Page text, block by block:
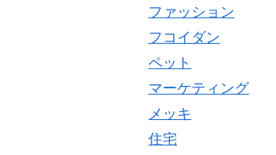
ファッション
フコイダン
ペット
マーケティング
メッキ
住宅